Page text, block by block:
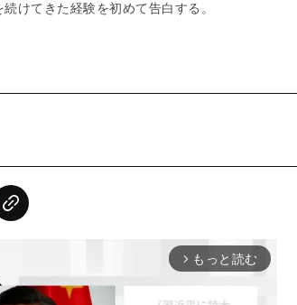
けてきた経験を初めて告白する。
arrow_forward_ios もっと読む